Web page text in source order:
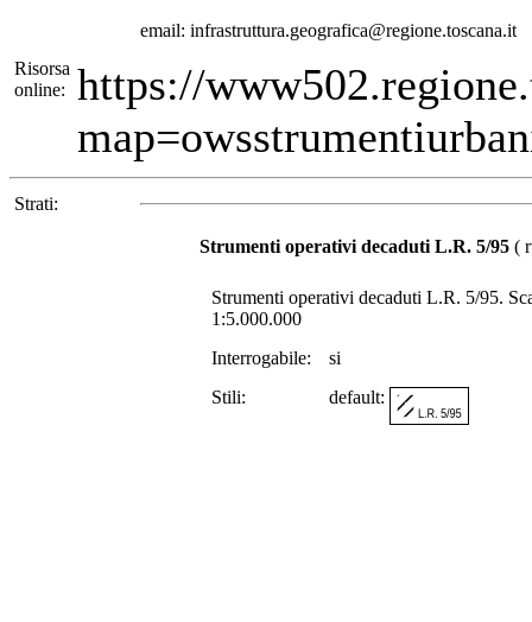
email: infrastruttura.geografica@regione.toscana.it
Risorsa
online:
https://
Strati:
Strumenti operativi decaduti L.R. 5/95 (
Strumenti operativi decaduti L.R. 5/95.
1:5.000.000
Interrogabile:
si
Stili:
default: